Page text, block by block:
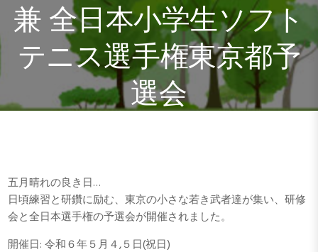
n
兼 全日本小学生ソフト
テニス選手権東京都予
選会
五月晴れの良き日…
日頃練習と研鑽に励む、東京の小さな若き武者達が集い、研修
会と全日本選手権の予選会が開催されました。
開催日: 令和６年５月４,５日(祝日)